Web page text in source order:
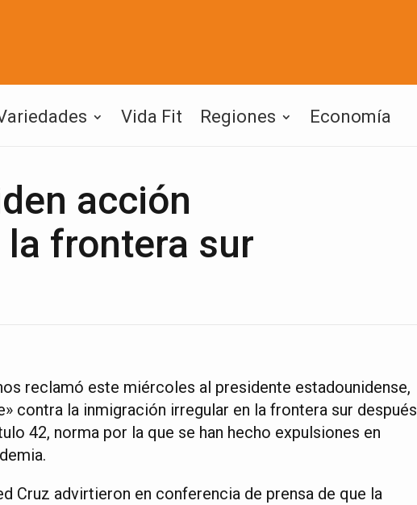
Vida Fit Regiones Economía
acción
frontera sur
reclamó este miércoles al presidente estadounidense,
contra la inmigración irregular en la frontera sur después
42, norma por la que se han hecho expulsiones en
Cruz advirtieron en conferencia de prensa de que la